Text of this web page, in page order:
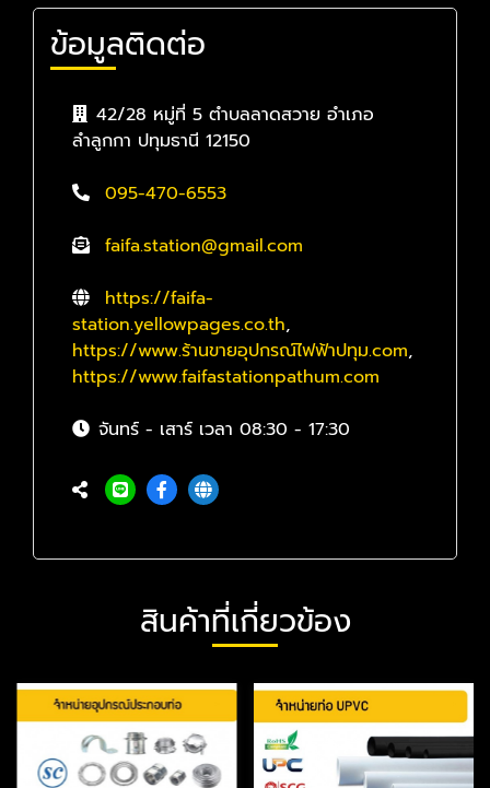
ข้อมูลติดต่อ
42/28 หมู่ที่ 5 ตำบลลาดสวาย อำเภอ
ลำลูกกา ปทุมธานี 12150
095-470-6553
faifa.station@gmail.com
https://faifa-
station.yellowpages.co.th,
https://www.ร้านขายอุปกรณ์ไฟฟ้าปทุม.com,
https://www.faifastationpathum.com
จันทร์ - เสาร์ เวลา 08:30 - 17:30
สินค้าที่เกี่ยวข้อง